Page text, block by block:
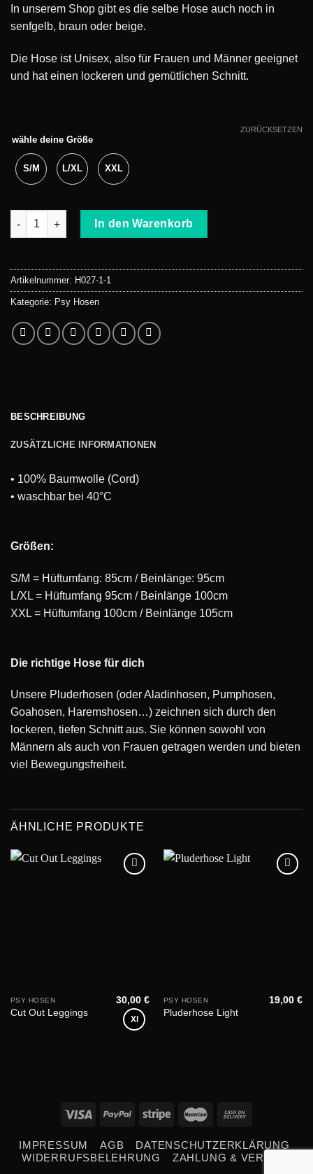
In unserem Shop gibt es die selbe Hose auch noch in
senfgelb, braun oder beige.
Die Hose ist Unisex, also für Frauen und Männer geeignet
und hat einen lockeren und gemütlichen Schnitt.
wähle deine Größe
S/M L/XL XXL
ZURÜCKSETZEN
Pumphose Cord rost Menge
In den Warenkorb
Artikelnummer: H027-1-1
Kategorie: Psy Hosen
BESCHREIBUNG
ZUSÄTZLICHE INFORMATIONEN
• 100% Baumwolle (Cord)
• waschbar bei 40°C
Größen:
S/M = Hüftumfang: 85cm / Beinlänge: 95cm
L/XL = Hüftumfang 95cm / Beinlänge 100cm
XXL = Hüftumfang 100cm / Beinlänge 105cm
Die richtige Hose für dich
Unsere Pluderhosen (oder Aladinhosen, Pumphosen,
Goahosen, Haremshosen…) zeichnen sich durch den
lockeren, tiefen Schnitt aus. Sie können sowohl von
Männern als auch von Frauen getragen werden und bieten
viel Bewegungsfreiheit.
ÄHNLICHE PRODUKTE
PSY HOSEN
Cut Out Leggings
30,00€
Xl
PSY HOSEN
Pluderhose Light
19,00€
IMPRESSUM AGB
DATENSCHUTZERKLÄRUNG
WIDERRUFSBELEHRUNG
ZAHLUNG & VERSAND